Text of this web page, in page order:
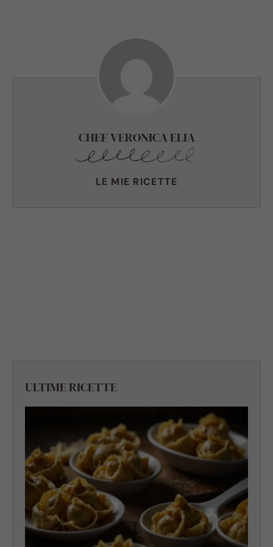
CHEF VERONICA ELIA
LE MIE RICETTE
ULTIME RICETTE